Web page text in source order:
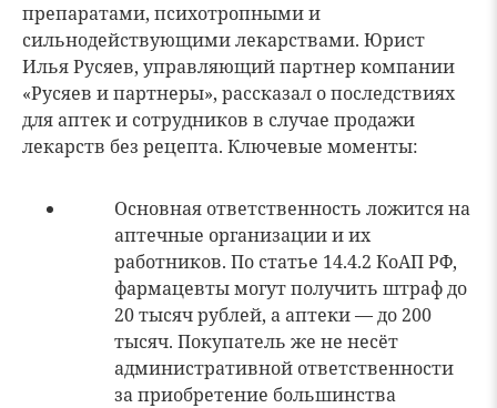
препаратами, психотропными и
сильнодействующими лекарствами. Юрист
Илья Русяев, управляющий партнер компании
«Русяев и партнеры», рассказал о последствиях
для аптек и сотрудников в случае продажи
лекарств без рецепта. Ключевые моменты:
Основная ответственность ложится на
аптечные организации и их
работников. По статье 14.4.2 КоАП РФ,
фармацевты могут получить штраф до
20 тысяч рублей, а аптеки — до 200
тысяч. Покупатель же не несёт
административной ответственности
за приобретение большинства